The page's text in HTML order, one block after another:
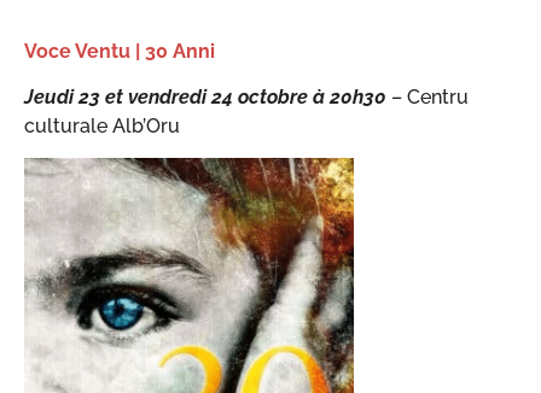
Voce Ventu | 30 Anni
Jeudi 23 et vendredi 24 octobre à 20h30 – Centru
culturale Alb’Oru